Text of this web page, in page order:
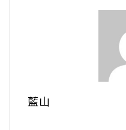
藍山